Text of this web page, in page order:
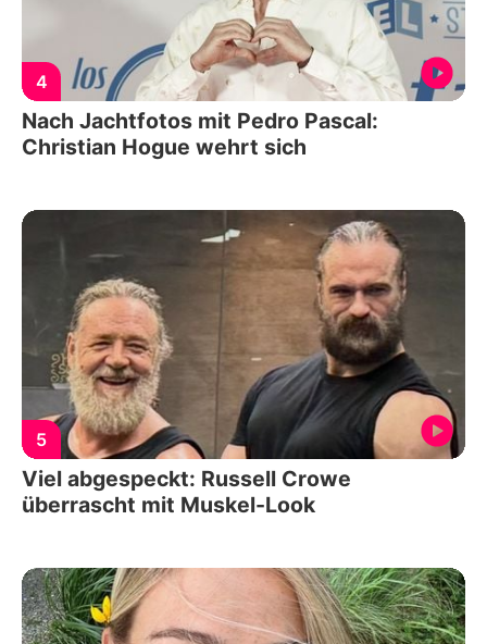
4
Nach Jachtfotos mit Pedro Pascal:
Christian Hogue wehrt sich
5
Viel abgespeckt: Russell Crowe
überrascht mit Muskel-Look